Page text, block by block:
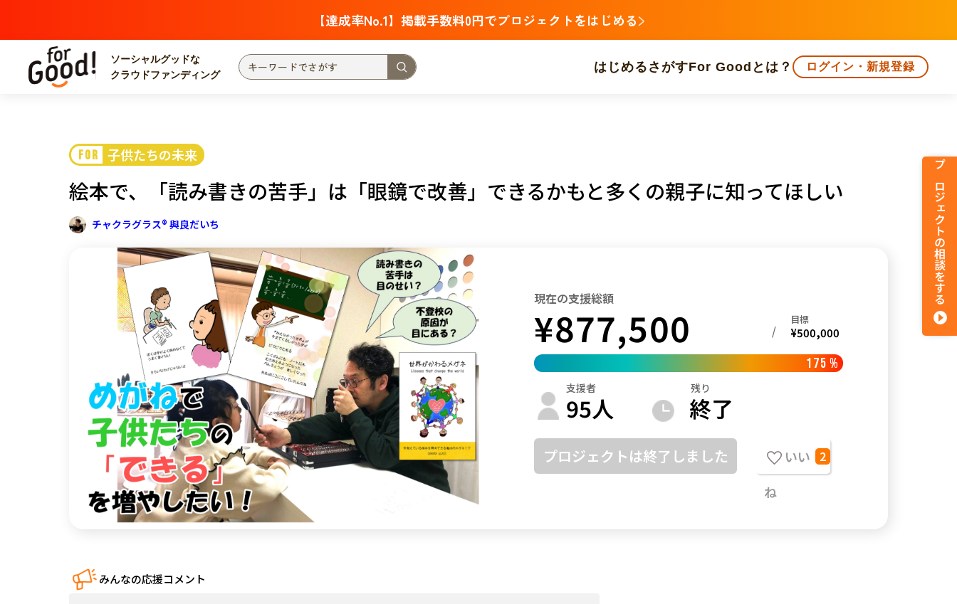
【達成率No.1】掲載手数料0円でプロジェクトをはじめる
ソーシャルグッドな
クラウドファンディング
はじめる さがすFor Goodとは？ ログイン・新規登録
カテゴリーからさがす
災害
社会貢献
地域からさがす
関東 茨城 栃木 群馬
中部 新潟 富山 石川 福井
近畿 三重 滋賀 京都 大阪 兵庫
中国 鳥取 島根 岡山 広島
四国 徳島 香川 愛媛 高知
九州・沖縄 福岡 佐賀 長崎 熊本 鹿児島 沖縄
FOR 子供たちの未来
絵本で、「読み書きの苦手」は「眼鏡で改善」できるかもと多くの親子に知ってほしい
チャクラグラス® 與良だいち
現在の支援総額
¥877,500 /
目標
¥500,000
175 %
支援者
95人
残り
終了
プロジェクトは終了しました
いい
ね
2
みんなの応援コメント
プロジェクトの相談をする